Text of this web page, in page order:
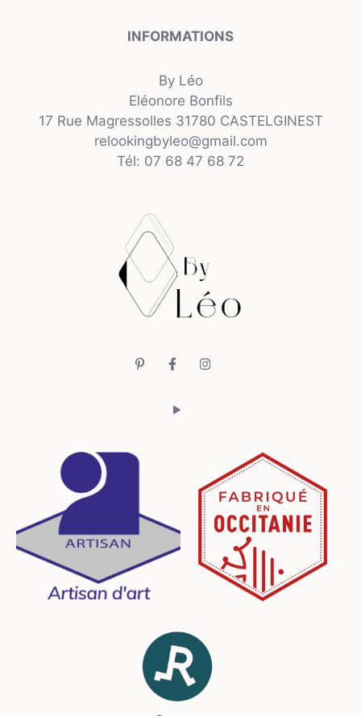
INFORMATIONS
By Léo
Eléonore Bonfils
17 Rue Magressolles 31780 CASTELGINEST
relookingbyleo@gmail.com
Tél: 07 68 47 68 72